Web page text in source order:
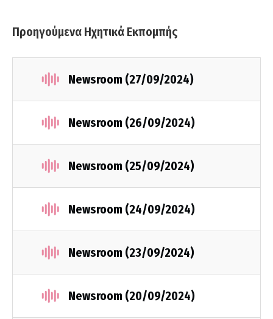
Προηγούμενα Ηχητικά Εκπομπής
Newsroom (27/09/2024)
Newsroom (26/09/2024)
Newsroom (25/09/2024)
Newsroom (24/09/2024)
Newsroom (23/09/2024)
Newsroom (20/09/2024)